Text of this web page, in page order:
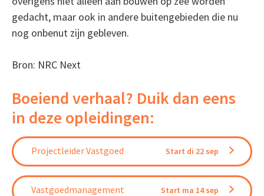
gedacht, maar ook in andere buitengebieden die nu
nog onbenut zijn gebleven.
Bron: NRC Next
Boeiend verhaal? Duik dan eens
in deze opleidingen:
Projectleider Vastgoed Start di 22 sep
Vastgoedmanagement Start ma 14 sep